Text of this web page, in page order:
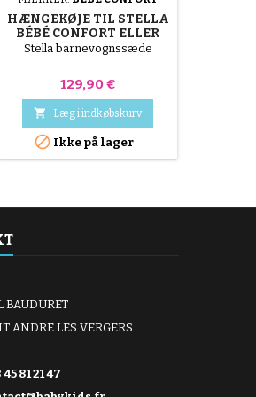
HÆNGEKØJE TIL STELLA
BÉBÉ CONFORT ELLER
MAXI COSI KLAPVOGN
Stella barnevognssæde
Pris
129,90 €
 Læg i indkøbskurv
 Ikke på lager
BAUDURET
ANDRE LES VERGERS
45 81 21 47